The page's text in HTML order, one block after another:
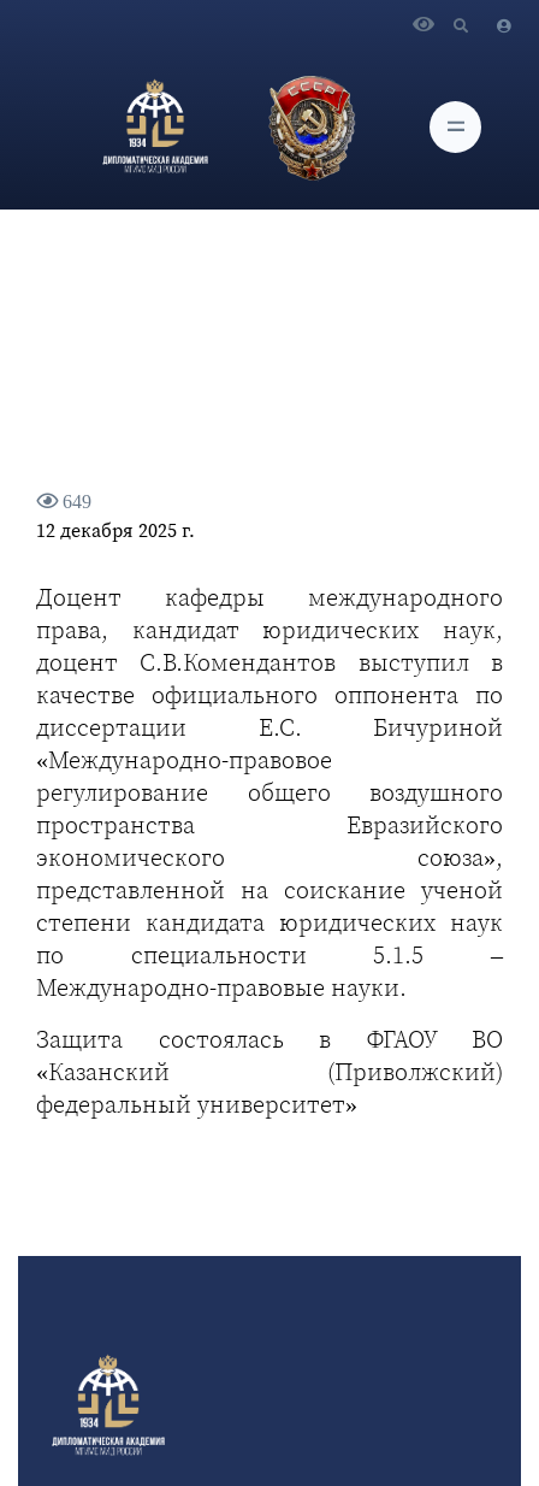
юридических наук, доцент С.В.Комендантов выступил в
качестве официального оппонента
649
12 декабря 2025 г.
Доцент кафедры международного
права, кандидат юридических наук,
доцент С.В.Комендантов выступил в
качестве официального оппонента по
диссертации Е.С. Бичуриной
«Международно-правовое
регулирование общего воздушного
пространства Евразийского
экономического союза»,
представленной на соискание ученой
степени кандидата юридических наук
по специальности 5.1.5 –
Международно-правовые науки.
Защита состоялась в ФГАОУ ВО
«Казанский (Приволжский)
федеральный университет»